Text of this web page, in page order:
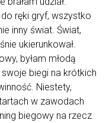
do ręki gryf, wszystko
inny świat. Świat,
ukierunkował.
byłam młodą
biegi na krótkich
Niestety,
w zawodach
biegowy na rzecz